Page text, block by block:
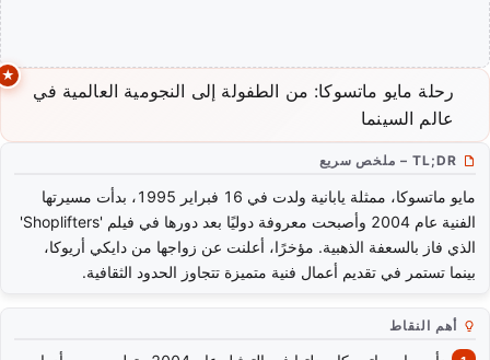
رحلة مايو ماتسوكا: من الطفولة إلى النجومية العالمية في
عالم السينما
TL;DR – ملخص سريع
مايو ماتسوكا، ممثلة يابانية ولدت في 16 فبراير 1995، بدأت مسيرتها
الفنية عام 2004 وأصبحت معروفة دوليًا بعد دورها في فيلم 'Shoplifters'
الذي فاز بالسعفة الذهبية. مؤخرًا، أعلنت عن زواجها من دايكي أريوكا،
بينما تستمر في تقديم أعمال فنية متميزة تتجاوز الحدود الثقافية.
أهم النقاط